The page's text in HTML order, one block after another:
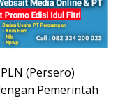
(Persero)
Pemerintah